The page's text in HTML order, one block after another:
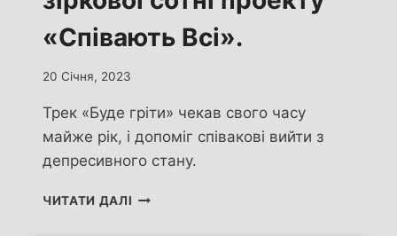
«Співають Всі».
20 Січня, 2023
Трек «Буде гріти» чекав свого часу
майже рік, і допоміг співакові вийти з
депресивного стану.
ЧИТАТИ ДАЛІ «ПУНКТ